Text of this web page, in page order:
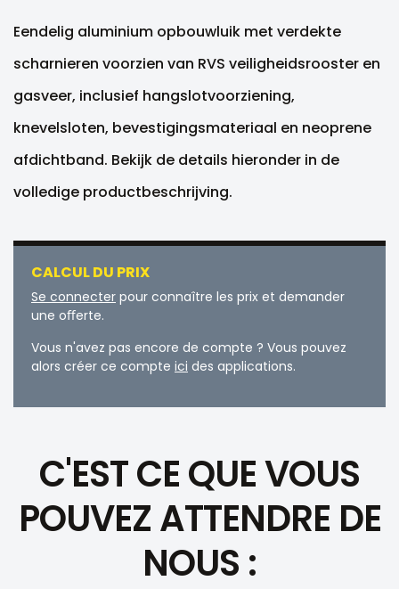
Eendelig aluminium opbouwluik met verdekte
scharnieren voorzien van RVS veiligheidsrooster en
gasveer, inclusief hangslotvoorziening,
knevelsloten, bevestigingsmateriaal en neoprene
afdichtband. Bekijk de details hieronder in de
volledige productbeschrijving.
CALCUL DU PRIX
Se connecter pour connaître les prix et demander
une oﬀerte.
Vous n'avez pas encore de compte ? Vous pouvez
alors créer ce compte ici des applications.
C'EST CE QUE VOUS
POUVEZ ATTENDRE DE
NOUS :